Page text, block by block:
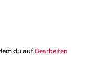
du auf Bearbeiten